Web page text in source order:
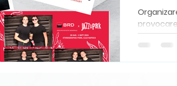
plece